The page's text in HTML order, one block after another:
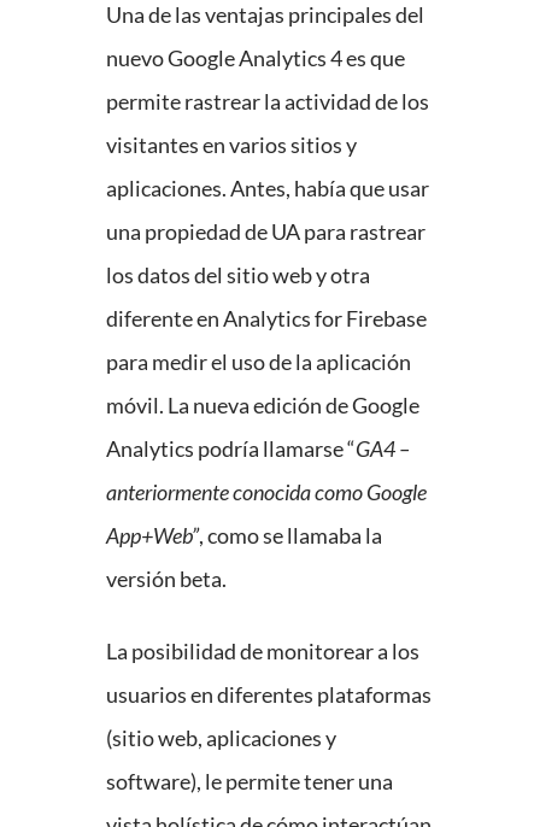
Una de las ventajas principales del
nuevo Google Analytics 4 es que
permite rastrear la actividad de los
visitantes en varios sitios y
aplicaciones. Antes, había que usar
una propiedad de UA para rastrear
los datos del sitio web y otra
diferente en Analytics for Firebase
para medir el uso de la aplicación
móvil. La nueva edición de Google
Analytics podría llamarse “GA4 –
anteriormente conocida como Google
App+Web”, como se llamaba la
versión beta.
La posibilidad de monitorear a los
usuarios en diferentes plataformas
(sitio web, aplicaciones y
software), le permite tener una